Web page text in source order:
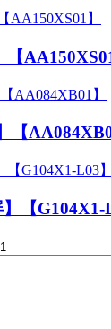
【
【
【G104X1-